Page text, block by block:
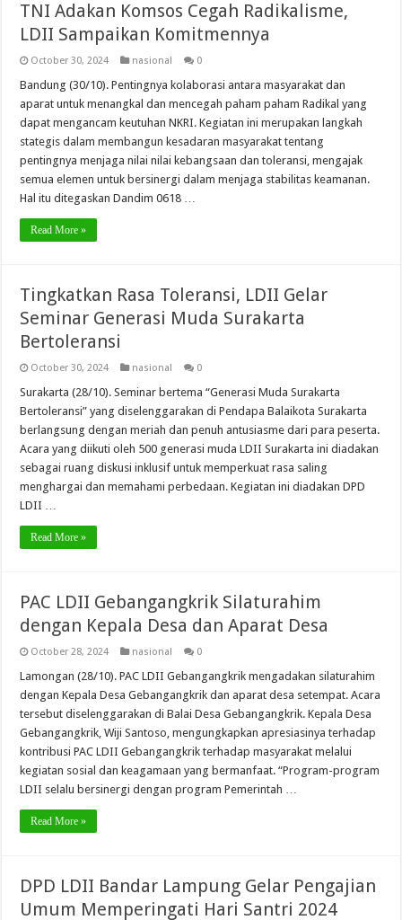
TNI Adakan Komsos Cegah Radikalisme,
LDII Sampaikan Komitmennya
October 30, 2024 nasional 0
Bandung (30/10). Pentingnya kolaborasi antara masyarakat dan
aparat untuk menangkal dan mencegah paham paham Radikal yang
dapat mengancam keutuhan NKRI. Kegiatan ini merupakan langkah
stategis dalam membangun kesadaran masyarakat tentang
pentingnya menjaga nilai nilai kebangsaan dan toleransi, mengajak
semua elemen untuk bersinergi dalam menjaga stabilitas keamanan.
Hal itu ditegaskan Dandim 0618 …
Read More »
Tingkatkan Rasa Toleransi, LDII Gelar
Seminar Generasi Muda Surakarta
Bertoleransi
October 30, 2024 nasional 0
Surakarta (28/10). Seminar bertema “Generasi Muda Surakarta
Bertoleransi” yang diselenggarakan di Pendapa Balaikota Surakarta
berlangsung dengan meriah dan penuh antusiasme dari para peserta.
Acara yang diikuti oleh 500 generasi muda LDII Surakarta ini diadakan
sebagai ruang diskusi inklusif untuk memperkuat rasa saling
menghargai dan memahami perbedaan. Kegiatan ini diadakan DPD
LDII …
Read More »
PAC LDII Gebangangkrik Silaturahim
dengan Kepala Desa dan Aparat Desa
October 28, 2024 nasional 0
Lamongan (28/10). PAC LDII Gebangangkrik mengadakan silaturahim
dengan Kepala Desa Gebangangkrik dan aparat desa setempat. Acara
tersebut diselenggarakan di Balai Desa Gebangangkrik. Kepala Desa
Gebangangkrik, Wiji Santoso, mengungkapkan apresiasinya terhadap
kontribusi PAC LDII Gebangangkrik terhadap masyarakat melalui
kegiatan sosial dan keagamaan yang bermanfaat. “Program-program
LDII selalu bersinergi dengan program Pemerintah …
Read More »
DPD LDII Bandar Lampung Gelar Pengajian
Umum Memperingati Hari Santri 2024